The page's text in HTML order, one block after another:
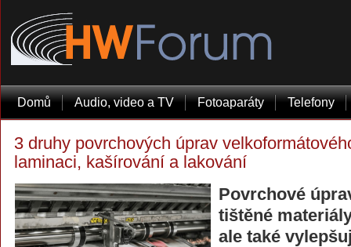
Domů Audio, video a TV Fotoaparáty Telefony
3 druhy povrchových úprav
laminaci, kašírování a lakování
Povrchové
tištěné
ale také